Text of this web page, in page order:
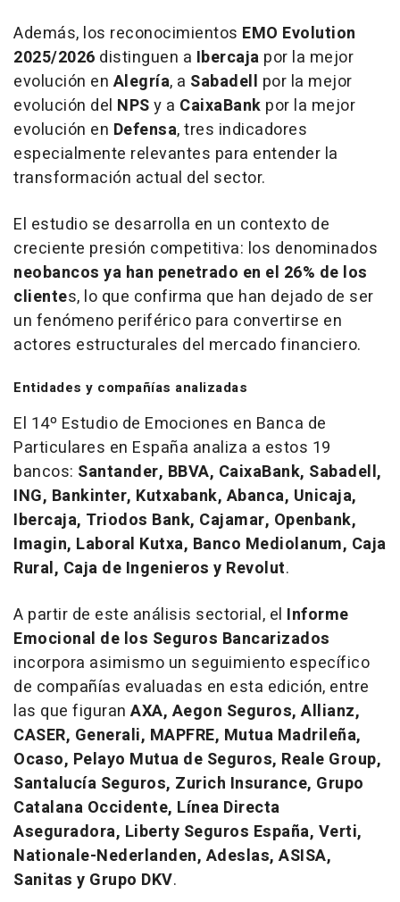
Además, los reconocimientos EMO Evolution
2025/2026 distinguen a Ibercaja por la mejor
evolución en Alegría, a Sabadell por la mejor
evolución del NPSy a CaixaBank por la mejor
evolución en Defensa, tres indicadores
especialmente relevantes para entender la
transformación actual del sector.
El estudio se desarrolla en un contexto de
creciente presión competitiva: los denominados
neobancos ya han penetrado en el 26% de los
clientes, lo que confirma que han dejado de ser
un fenómeno periférico para convertirse en
actores estructurales del mercado financiero.
Entidades y compañías analizadas
El 14º Estudio de Emociones en Banca de
Particulares en España analiza a estos 19
bancos: Santander, BBVA, CaixaBank, Sabadell,
ING, Bankinter, Kutxabank, Abanca, Unicaja,
Ibercaja, Triodos Bank, Cajamar, Openbank,
Imagin, Laboral Kutxa, Banco Mediolanum, Caja
Rural, Caja de Ingenieros y Revolut.
A partir de este análisis sectorial, el Informe
Emocional de los Seguros Bancarizados
incorpora asimismo un seguimiento específico
de compañías evaluadas en esta edición, entre
las que figuran AXA, Aegon Seguros, Allianz,
CASER, Generali, MAPFRE, Mutua Madrileña,
Ocaso, Pelayo Mutua de Seguros, Reale Group,
Santalucía Seguros, Zurich Insurance, Grupo
Catalana Occidente, Línea Directa
Aseguradora, Liberty Seguros España, Verti,
Nationale-Nederlanden, Adeslas, ASISA,
Sanitas y Grupo DKV.